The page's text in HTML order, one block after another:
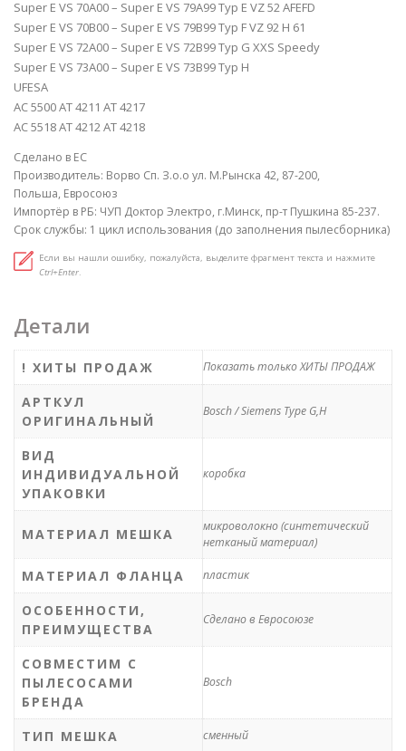
Super E VS 70A00 – Super E VS 79A99 Typ E VZ 52 AFEFD
Super E VS 70B00 – Super E VS 79B99 Typ F VZ 92 H 61
Super E VS 72A00 – Super E VS 72B99 Typ G XXS Speedy
Super E VS 73A00 – Super E VS 73B99 Typ H
UFESA
AC 5500 AT 4211 AT 4217
AC 5518 AT 4212 AT 4218
Сделано в ЕС
Производитель: Ворво Сп. З.о.о ул. М.Рынска 42, 87-200,
Польша, Евросоюз
Импортёр в РБ: ЧУП Доктор Электро, г.Минск, пр-т Пушкина 85-237.
Срок службы: 1 цикл использования (до заполнения пылесборника)
Если вы нашли ошибку, пожалуйста, выделите фрагмент текста и нажмите
Ctrl+Enter.
Детали
! ХИТЫ ПРОДАЖ Показать только ХИТЫ ПРОДАЖ
АРТКУЛ
ОРИГИНАЛЬНЫЙ
Bosch / Siemens Type G,H
ВИД
ИНДИВИДУАЛЬНОЙ
УПАКОВКИ
коробка
МАТЕРИАЛ МЕШКА
микроволокно (синтетический
нетканый материал)
МАТЕРИАЛ ФЛАНЦА пластик
ОСОБЕННОСТИ,
ПРЕИМУЩЕСТВА
Сделано в Евросоюзе
СОВМЕСТИМ С
ПЫЛЕСОСАМИ
БРЕНДА
Bosch
ТИП МЕШКА сменный